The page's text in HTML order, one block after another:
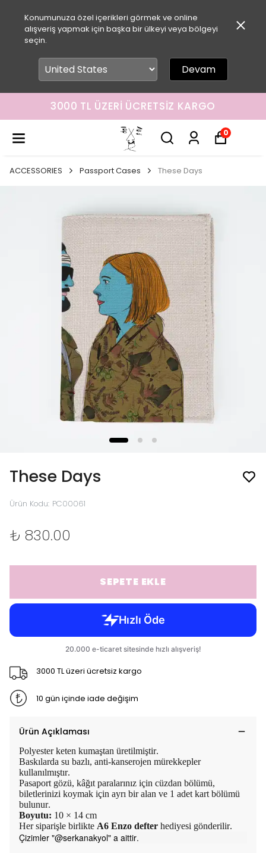
Konumunuza özel içerikleri görmek ve online
alışveriş yapmak için başka bir ülkeyi veya bölgeyi
seçin.
Devam
3000 TL ÜZERI ÜCRETSIZ KARGO
0
ACCESSORIES Passport Cases These Days
These Days
Ürün Kodu: PC00061
₺ 830.00
SEPETE EKLE
3000 TL üzeri ücretsiz kargo
10 gün içinde iade değişim
Ürün Açıklaması
Polyester keten kumaştan üretilmiştir.
Baskılarda su bazlı, anti-kanserojen mürekkepler
kullanılmıştır.
Pasaport gözü, kâğıt paralarınız için cüzdan bölümü,
biletlerinizi koymak için ayrı bir alan ve 1 adet kart bölümü
bulunur.
Boyutu: 10 × 14 cm
Her siparişle birlikte A6 Enzo defter hediyesi gönderilir.
Çizimler "@serkanakyol" a aittir.